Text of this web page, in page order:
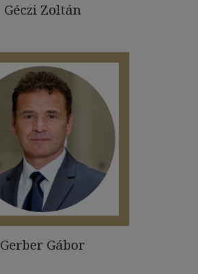
Géczi Zoltán
Gerber Gábor